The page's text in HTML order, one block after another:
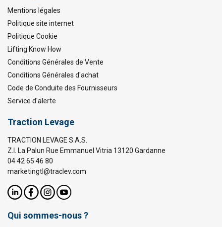
Mentions légales
Politique site internet
Politique Cookie
Lifting Know How
Conditions Générales de Vente
Conditions Générales d'achat
Code de Conduite des Fournisseurs
Service d'alerte
Traction Levage
TRACTION LEVAGE S.A.S.
Z.I. La Palun Rue Emmanuel Vitria 13120 Gardanne
04 42 65 46 80
marketingtl@traclev.com
Qui sommes-nous ?